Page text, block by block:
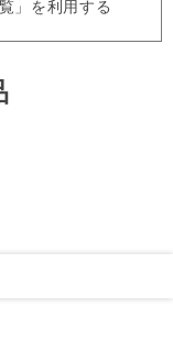
」を利用する